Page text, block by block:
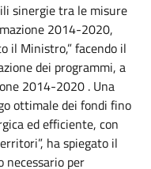
sinergie tra le misure
2014-2020,
il Ministro,” facendo il
dei programmi, a
2014-2020 . Una
ottimale dei fondi fino
ed efficiente, con
ha spiegato il
necessario per